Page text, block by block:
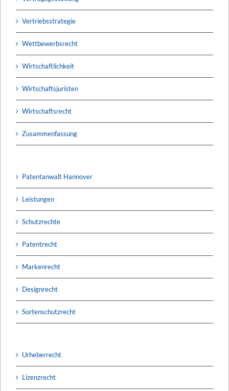
Vertriebsstrategie
Wettbewerbsrecht
Wirtschaftlichkeit
Wirtschaftsjuristen
Wirtschaftsrecht
Zusammenfassung
Patentanwalt Hannover
Leistungen
Schutzrechte
Patentrecht
Markenrecht
Designrecht
Sortenschutzrecht
Urheberrecht
Lizenzrecht